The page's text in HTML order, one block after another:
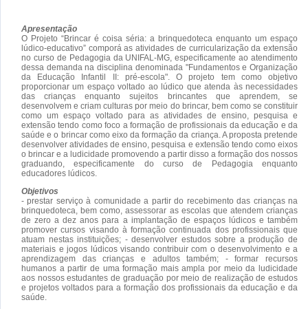
Apresentação
O Projeto “Brincar é coisa séria: a brinquedoteca enquanto um espaço
lúdico-educativo” comporá as atividades de curricularização da extensão
no curso de Pedagogia da UNIFAL-MG, especificamente ao atendimento
dessa demanda na disciplina denominada "Fundamentos e Organização
da Educação Infantil II: pré-escola". O projeto tem como objetivo
proporcionar um espaço voltado ao lúdico que atenda às necessidades
das crianças enquanto sujeitos brincantes que aprendem, se
desenvolvem e criam culturas por meio do brincar, bem como se constituir
como um espaço voltado para as atividades de ensino, pesquisa e
extensão tendo como foco a formação de profissionais da educação e da
saúde e o brincar como eixo da formação da criança. A proposta pretende
desenvolver atividades de ensino, pesquisa e extensão tendo como eixos
o brincar e a ludicidade promovendo a partir disso a formação dos nossos
graduando, especificamente do curso de Pedagogia enquanto
educadores lúdicos.
Objetivos
- prestar serviço à comunidade a partir do recebimento das crianças na
brinquedoteca, bem como, assessorar as escolas que atendem crianças
de zero a dez anos para a implantação de espaços lúdicos e também
promover cursos visando à formação continuada dos profissionais que
atuam nestas instituições; - desenvolver estudos sobre a produção de
materiais e jogos lúdicos visando contribuir com o desenvolvimento e a
aprendizagem das crianças e adultos também; - formar recursos
humanos a partir de uma formação mais ampla por meio da ludicidade
aos nossos estudantes de graduação por meio de realização de estudos
e projetos voltados para a formação dos profissionais da educação e da
saúde.